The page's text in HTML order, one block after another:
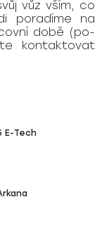
vůz vším, co
poradíme na
době (po-
kontaktovat
E-Tech